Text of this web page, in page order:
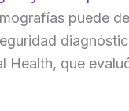
puede
que